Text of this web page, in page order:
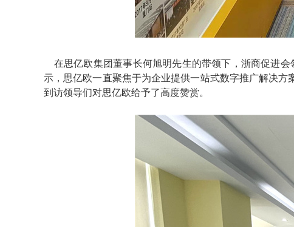
在思亿欧集团董事长何旭明先生的带领下，浙商促进
示，思亿欧一直聚焦于为企业提供一站式数字推广解决
到访领导们对思亿欧给予了高度赞赏。